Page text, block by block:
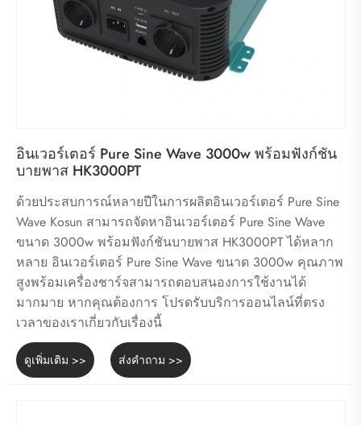
อินเวอร์เตอร์ Pure Sine Wave 3000w พร้อมฟังก์ชัน
บายพาส HK3000PT
ด้วยประสบการณ์หลายปีในการผลิตอินเวอร์เตอร์ Pure Sine
Wave Kosun สามารถจัดหาอินเวอร์เตอร์ Pure Sine Wave
ขนาด 3000w พร้อมฟังก์ชันบายพาส HK3000PT ได้หลาก
หลาย อินเวอร์เตอร์ Pure Sine Wave ขนาด 3000w คุณภาพ
สูงพร้อมเครื่องชาร์จสามารถตอบสนองการใช้งานได้
มากมาย หากคุณต้องการ โปรดรับบริการออนไลน์ที่ตรง
เวลาของเราเกี่ยวกับเรื่องนี้
ดูเพิ่มเติม >> ส่งคำถาม >>